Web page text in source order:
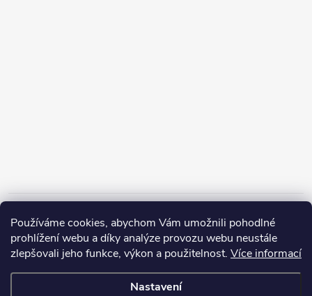
Používáme cookies, abychom Vám umožnili pohodlné
prohlížení webu a díky analýze provozu webu neustále
zlepšovali jeho funkce, výkon a použitelnost. Více informací
Nastavení